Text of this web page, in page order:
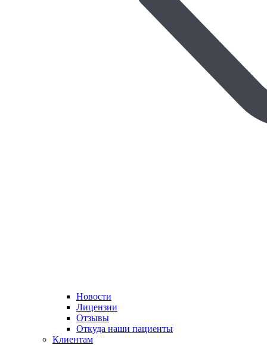
Новости
Лицензии
Отзывы
Откуда наши пациенты
Клиентам